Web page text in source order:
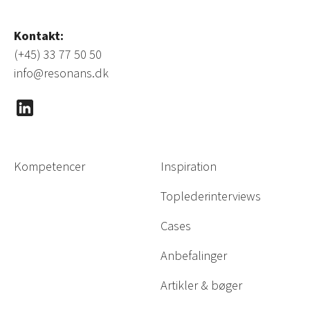
Kontakt:
(+45) 33 77 50 50
info@resonans.dk
Kompetencer
Inspiration
Toplederinterviews
Cases
Anbefalinger
Artikler & bøger